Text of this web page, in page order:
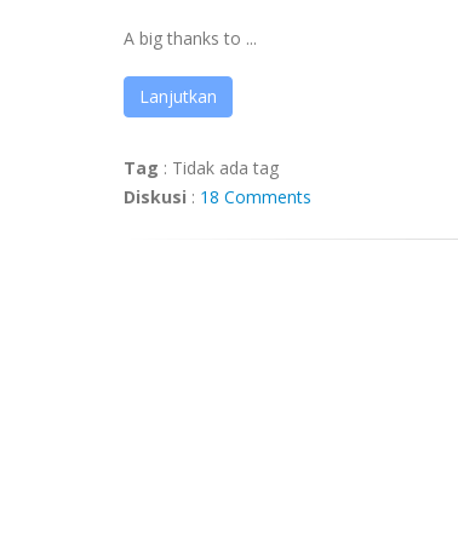
A big thanks to ...
Lanjutkan
Tag : Tidak ada tag
Diskusi : 18 Comments